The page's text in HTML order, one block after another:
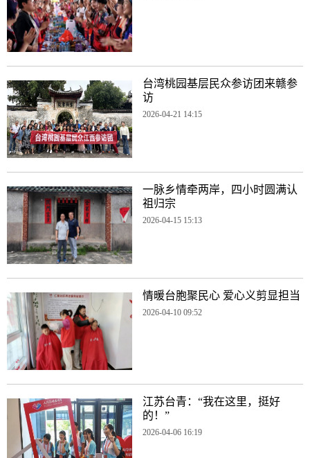
台湾桃园基层民众参访团来赣参
访
2026-04-21 14:15
一脉乡情牵两岸，四小时圆满认
祖归宗
2026-04-15 15:13
情暖台胞聚民心 爱心义剪显担当
2026-04-10 09:52
江苏台青：“我在这里，挺好
的！”
2026-04-06 16:19